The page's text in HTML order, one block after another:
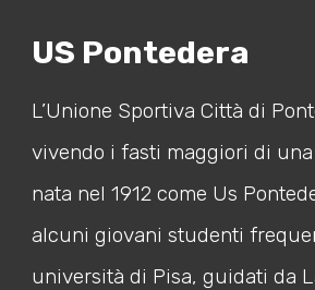
US Pontedera
L’Unione Sportiva Città di
vivendo i fasti maggiori di
nata nel 1912 come Us
alcuni giovani studenti
università di Pisa, guidati da